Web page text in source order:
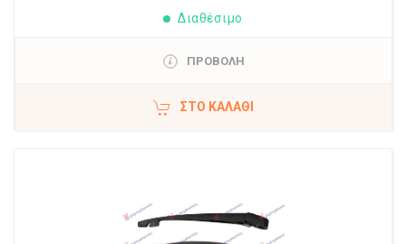
Διαθέσιμο
ΠΡΟΒΟΛΗ
ΣΤΟ ΚΑΛΆΘΙ